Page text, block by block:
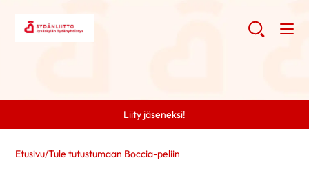
Liity jäseneksi!
Etusivu/Tule tutustumaan Boccia-peliin